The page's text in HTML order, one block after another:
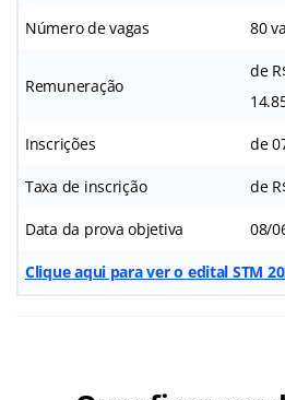
Número de vagas 80
Remuneração
de
Inscrições de
Taxa de inscrição de
Data da prova objetiva 08/
Clique aqui para ver o edital STM